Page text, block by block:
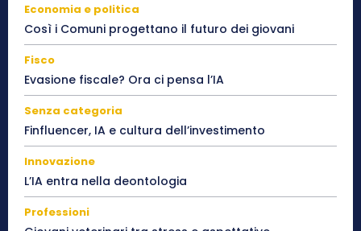
Economia e politica
Così i Comuni progettano il futuro dei giovani
Fisco
Evasione fiscale? Ora ci pensa l’IA
Senza categoria
Finfluencer, IA e cultura dell’investimento
Innovazione
L’IA entra nella deontologia
Professioni